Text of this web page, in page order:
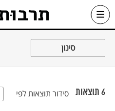
Skip
כל האתר
סינון
6 תוצאות סידור תוצאות לפי